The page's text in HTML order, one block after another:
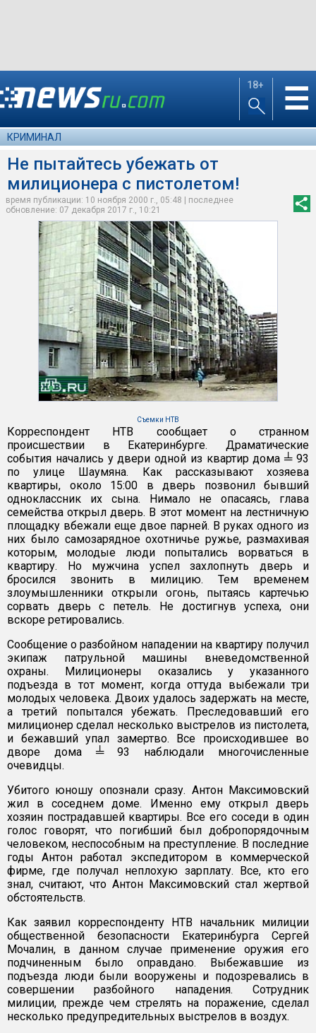
18+ ☰
КРИМИНАЛ
Не пытайтесь убежать от
милиционера с пистолетом!
время публикации: 10 ноября 2000 г., 05:48 | последнее
обновление: 07 декабря 2017 г., 10:21
Съемки НТВ
Корреспондент НТВ сообщает о странном
происшествии в Екатеринбурге. Драматические
события начались у двери одной из квартир дома ╧ 93
по улице Шаумяна. Как рассказывают хозяева
квартиры, около 15:00 в дверь позвонил бывший
одноклассник их сына. Нимало не опасаясь, глава
семейства открыл дверь. В этот момент на лестничную
площадку вбежали еще двое парней. В руках одного из
них было самозарядное охотничье ружье, размахивая
которым, молодые люди попытались ворваться в
квартиру. Но мужчина успел захлопнуть дверь и
бросился звонить в милицию. Тем временем
злоумышленники открыли огонь, пытаясь картечью
сорвать дверь с петель. Не достигнув успеха, они
вскоре ретировались.
Сообщение о разбойном нападении на квартиру получил
экипаж патрульной машины вневедомственной
охраны. Милиционеры оказались у указанного
подъезда в тот момент, когда оттуда выбежали три
молодых человека. Двоих удалось задержать на месте,
а третий попытался убежать. Преследовавший его
милиционер сделал несколько выстрелов из пистолета,
и бежавший упал замертво. Все происходившее во
дворе дома ╧ 93 наблюдали многочисленные
очевидцы.
Убитого юношу опознали сразу. Антон Максимовский
жил в соседнем доме. Именно ему открыл дверь
хозяин пострадавшей квартиры. Все его соседи в один
голос говорят, что погибший был добропорядочным
человеком, неспособным на преступление. В последние
годы Антон работал экспедитором в коммерческой
фирме, где получал неплохую зарплату. Все, кто его
знал, считают, что Антон Максимовский стал жертвой
обстоятельств.
Как заявил корреспонденту НТВ начальник милиции
общественной безопасности Екатеринбурга Сергей
Мочалин, в данном случае применение оружия его
подчиненным было оправдано. Выбежавшие из
подъезда люди были вооружены и подозревались в
совершении разбойного нападения. Сотрудник
милиции, прежде чем стрелять на поражение, сделал
несколько предупредительных выстрелов в воздух.